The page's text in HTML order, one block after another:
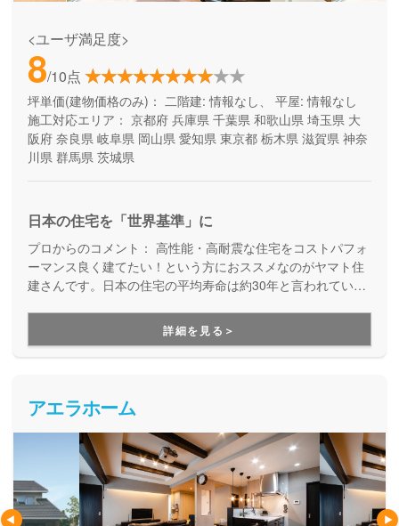
<ユーザ満足度>
8/10点
坪単価(建物価格のみ)： 二階建: 情報なし、 平屋: 情報なし
施工対応エリア： 京都府 兵庫県 千葉県 和歌山県 埼玉県 大
阪府 奈良県 岐阜県 岡山県 愛知県 東京都 栃木県 滋賀県 神奈
川県 群馬県 茨城県
日本の住宅を「世界基準」に
プロからのコメント： 高性能・高耐震な住宅をコストパフォ
ーマンス良く建てたい！という方におススメなのがヤマト住
建さんです。日本の住宅の平均寿命は約30年と言われていま
詳細を見る＞
アエラホーム